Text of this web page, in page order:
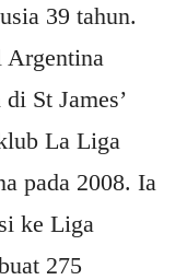
39 tahun.
Argentina
St James’
La Liga
pada 2008. Ia
ke Liga
275